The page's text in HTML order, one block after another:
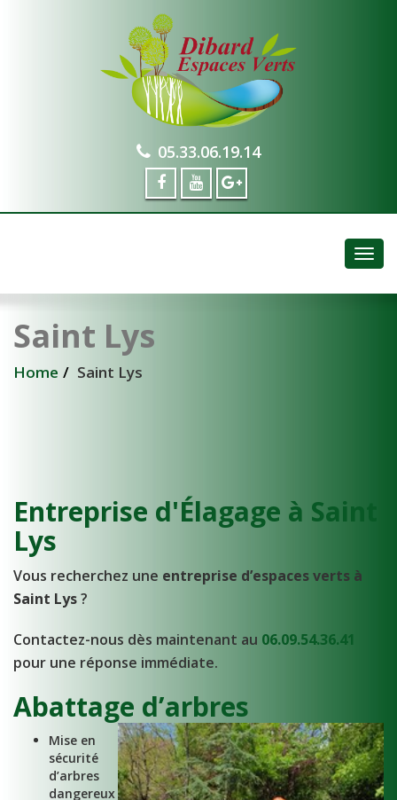
05.33.06.19.14
Saint Lys
Home Saint Lys
Entreprise d'Élagage à Saint
Lys
Vous recherchez une entreprise d’espaces verts à
Saint Lys?
Contactez-nous dès maintenant au 06.09.54.36.41
pour une réponse immédiate.
Abattage d’arbres
Mise en
sécurité
d’arbres
dangereux